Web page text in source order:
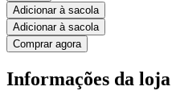
Adicionar à sacola
Adicionar à sacola
Comprar agora
Informações da loja